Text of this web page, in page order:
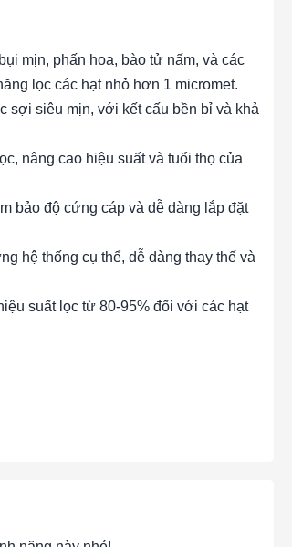
mịn, phấn hoa, bào tử nấm, và các
lọc các hạt nhỏ hơn 1 micromet.
siêu mịn, với kết cấu bền bỉ và khả
nâng cao hiệu suất và tuổi thọ của
bảo độ cứng cáp và dễ dàng lắp đặt
hệ thống cụ thể, dễ dàng thay thế và
suất lọc từ 80-95% đối với các hạt